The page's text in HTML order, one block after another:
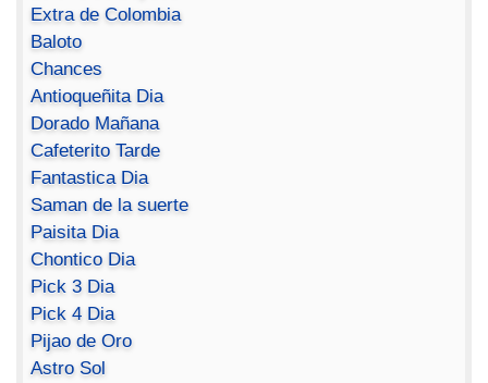
Extra de Colombia
Baloto
Chances
Antioqueñita Dia
Dorado Mañana
Cafeterito Tarde
Fantastica Dia
Saman de la suerte
Paisita Dia
Chontico Dia
Pick 3 Dia
Pick 4 Dia
Pijao de Oro
Astro Sol